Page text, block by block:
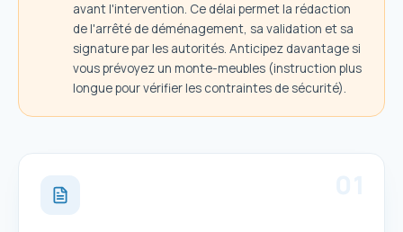
avant l'intervention. Ce délai permet la rédaction
de l'arrêté de déménagement, sa validation et sa
signature par les autorités. Anticipez davantage si
vous prévoyez un monte-meubles (instruction plus
longue pour vérifier les contraintes de sécurité).